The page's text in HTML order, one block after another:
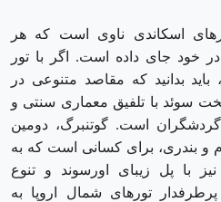
اسکاندی ناوی است که هر
خود جای داده است. اگر با تور
باید بدانید که مقاصد متنوعی در
سوئد با تلفیق معماری سنتی و
است. گوتنبرگ، دومین
و بندری، برای کسانی ا‌ست که به
با پل زیبای اورسوند و تنوع
تورهای شمال اروپا به